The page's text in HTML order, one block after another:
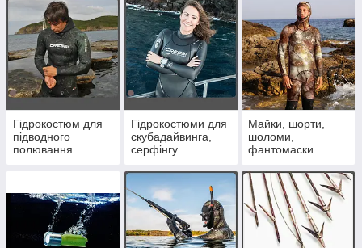
Гідрокостюм для
підводного
полювання
Гідрокостюми для
скубадайвинга,
серфінгу
Майки, шорти,
шоломи,
фантомаски